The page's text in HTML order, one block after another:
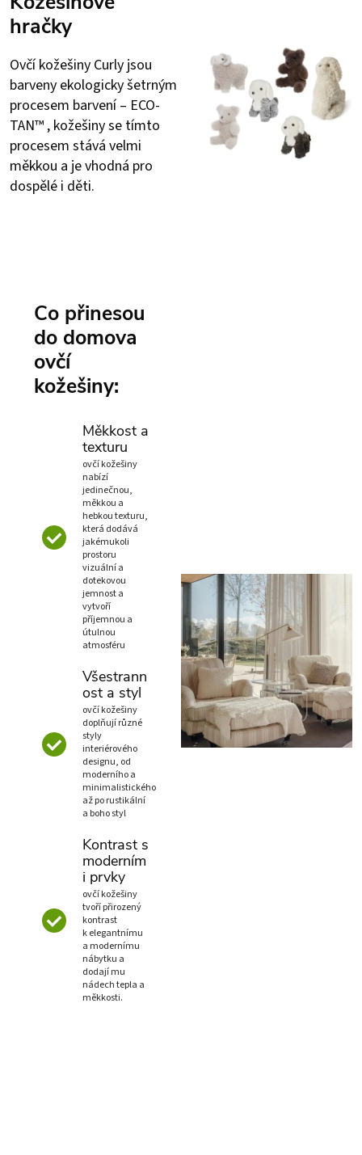
hračky
Ovčí kožešiny Curly jsou
barveny ekologicky šetrným
procesem barvení – ECO-
TAN™ , kožešiny se tímto
procesem stává velmi
měkkou a je vhodná pro
dospělé i děti.
Co přinesou
do domova
ovčí
kožešiny:
Měkkost a
texturu
ovčí kožešiny
nabízí
jedinečnou,
měkkou a
hebkou texturu,
která dodává
jakémukoli
prostoru
vizuální a
dotekovou
jemnost a
vytvoří
příjemnou a
útulnou
atmosféru
Všestrann
ost a styl
ovčí kožešiny
doplňují různé
styly
interiérového
designu, od
moderního a
minimalistického
až po rustikální
a boho styl
Kontrast s
moderním
i prvky
ovčí kožešiny
tvoří přirozený
kontrast
k elegantnímu
a modernímu
nábytku a
dodají mu
nádech tepla a
měkkosti.